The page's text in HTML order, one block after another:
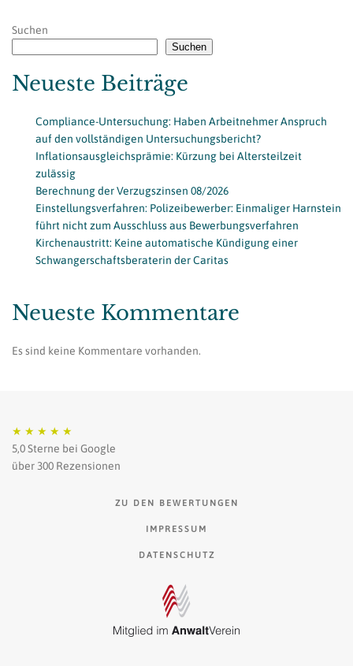
Suchen
Suchen
Neueste Beiträge
Compliance-Untersuchung: Haben Arbeitnehmer Anspruch
auf den vollständigen Untersuchungsbericht?
Inflationsausgleichsprämie: Kürzung bei Altersteilzeit
zulässig
Berechnung der Verzugszinsen 08/2026
Einstellungsverfahren: Polizeibewerber: Einmaliger Harnstein
führt nicht zum Ausschluss aus Bewerbungsverfahren
Kirchenaustritt: Keine automatische Kündigung einer
Schwangerschaftsberaterin der Caritas
Neueste Kommentare
Es sind keine Kommentare vorhanden.
★ ★ ★ ★ ★
5,0 Sterne bei Google
über 300 Rezensionen
ZU DEN BEWERTUNGEN
IMPRESSUM
DATENSCHUTZ